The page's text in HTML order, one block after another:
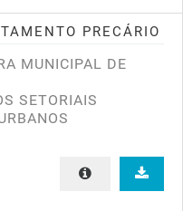
PRECÁRIO
MUNICIPAL DE
SETORIAIS